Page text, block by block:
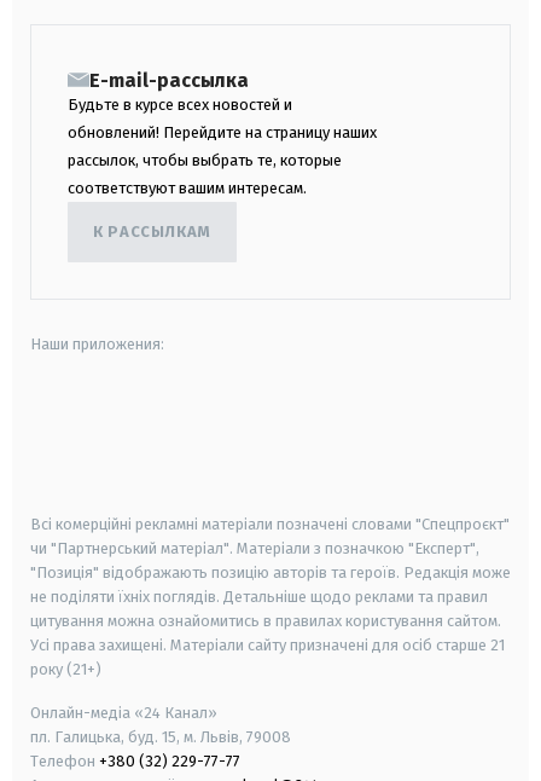
E-mail-рассылка
Будьте в курсе всех новостей и
обновлений! Перейдите на страницу наших
рассылок, чтобы выбрать те, которые
соответствуют вашим интересам.
К РАССЫЛКАМ
Наши приложения:
Всі комерційні рекламні матеріали позначені словами "Спецпроєкт"
чи "Партнерський матеріал". Матеріали з позначкою "Експерт",
"Позиція" відображають позицію авторів та героїв. Редакція може
не поділяти їхніх поглядів. Детальніше щодо реклами та правил
цитування можна ознайомитись в правилах користування сайтом.
Усі права захищені. Матеріали сайту призначені для осіб старше 21
року (21+)
Онлайн-медіа «24 Канал»
пл. Галицька, буд. 15, м. Львів, 79008
Телефон +380 (32) 229-77-77